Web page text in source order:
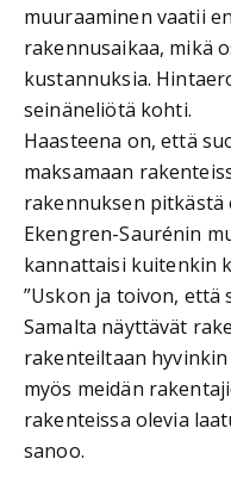
muuraaminen vaatii
rakennusaikaa, mikä
kustannuksia.
seinäneliötä kohti.
Haasteena on, että
maksamaan
rakennuksen pitkästä
Ekengren-Saurénin
kannattaisi kuitenkin
”Uskon ja toivon, että
Samalta näyttävät
rakenteiltaan
myös meidän
rakenteissa olevia
sanoo.